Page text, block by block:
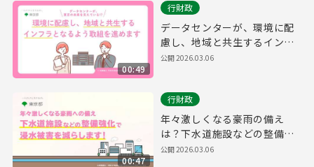
00:49
行財政
データセンターが、環境に配
慮し、地域と共生するインフ
ラとなるよう、取組を進めま
公開2026.03.06
00:47
行財政
年々激しくなる豪雨の備え
は？下水道施設などの整備を
強化することで浸水被害を減
公開2026.03.06